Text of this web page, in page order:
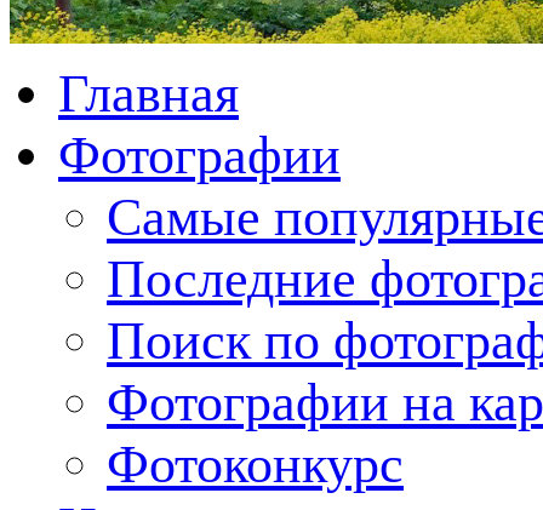
Главная
Фотографии
Cамые
Последние
Поиск по
Фотографии на
Фотоконкурс